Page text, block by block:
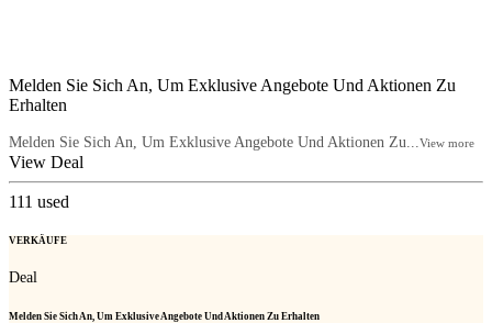
Melden Sie Sich An, Um Exklusive Angebote Und Aktionen Zu
Erhalten
Melden Sie Sich An, Um Exklusive Angebote Und Aktionen Zu...View more
View Deal
111 used
VERKÄUFE
Deal
Melden Sie Sich An, Um Exklusive Angebote Und Aktionen Zu Erhalten